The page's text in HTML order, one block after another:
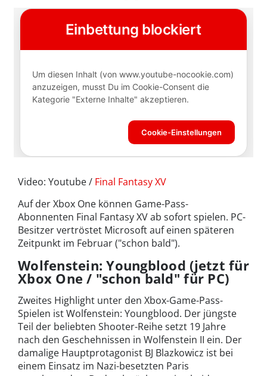
Video: Youtube / Final Fantasy XV
Auf der Xbox One können Game-Pass-
Abonnenten Final Fantasy XV ab sofort spielen. PC-
Besitzer vertröstet Microsoft auf einen späteren
Zeitpunkt im Februar ("schon bald").
Wolfenstein: Youngblood (jetzt für
Xbox One / "schon bald" für PC)
Zweites Highlight unter den Xbox-Game-Pass-
Spielen ist Wolfenstein: Youngblood. Der jüngste
Teil der beliebten Shooter-Reihe setzt 19 Jahre
nach den Geschehnissen in Wolfenstein II ein. Der
damalige Hauptprotagonist BJ Blazkowicz ist bei
einem Einsatz im Nazi-besetzten Paris